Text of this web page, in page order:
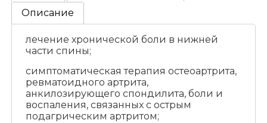
Описание
лечение хронической боли в нижней
части спины;
симптоматическая терапия остеоартрита,
ревматоидного артрита,
анкилозирующего спондилита, боли и
воспаления, связанных с острым
подагрическим артритом;